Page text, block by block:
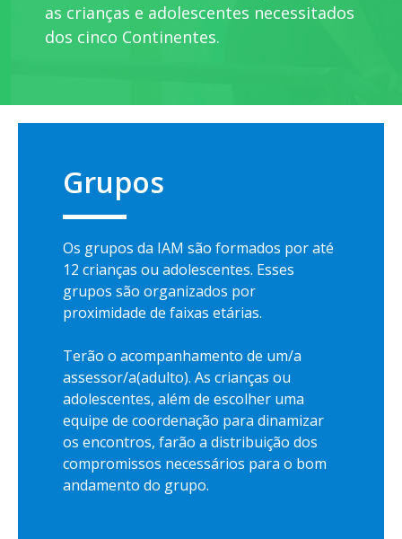
as crianças e adolescentes necessitados
dos cinco Continentes.
Grupos
Os grupos da IAM são formados por até
12 crianças ou adolescentes. Esses
grupos são organizados por
proximidade de faixas etárias.
Terão o acompanhamento de um/a
assessor/a(adulto). As crianças ou
adolescentes, além de escolher uma
equipe de coordenação para dinamizar
os encontros, farão a distribuição dos
compromissos necessários para o bom
andamento do grupo.